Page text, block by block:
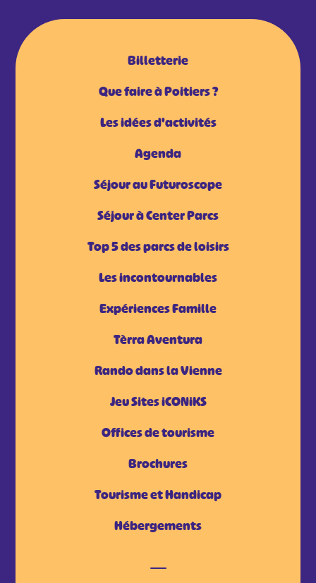
Billetterie
Que faire à Poitiers ?
Les idées d'activités
Agenda
Séjour au Futuroscope
Séjour à Center Parcs
Top 5 des parcs de loisirs
Les incontournables
Expériences Famille
Tèrra Aventura
Rando dans la Vienne
Jeu Sites iCONiKS
Offices de tourisme
Brochures
Tourisme et Handicap
Hébergements